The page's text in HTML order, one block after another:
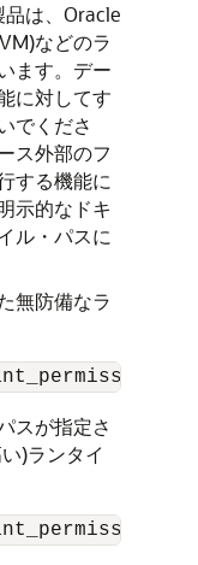
は、Oracle
などのラ
ます。デー
に対してす
でくださ
ス外部のフ
する機能に
示的なドキ
ル・パスに
無防備なラ
スが指定さ
)ランタイ